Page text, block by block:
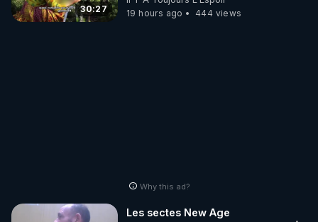
30:27
19 hours ago
444 views
Why this ad?
Les sectes New Age